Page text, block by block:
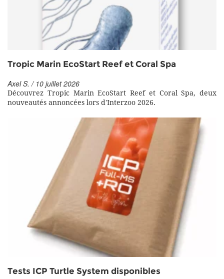
Tropic Marin EcoStart Reef et Coral Spa
Axel S. / 10 juillet 2026
Découvrez Tropic Marin EcoStart Reef et Coral Spa, deux
nouveautés annoncées lors d'Interzoo 2026.
Tests ICP Turtle System disponibles